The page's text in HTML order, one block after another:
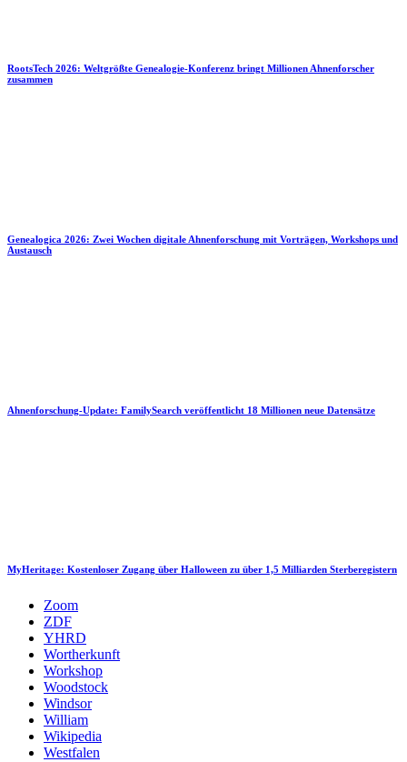
RootsTech 2026: Weltgrößte Genealogie-Konferenz bringt Millionen Ahnenforscher
zusammen
Genealogica 2026: Zwei Wochen digitale Ahnenforschung mit Vorträgen, Workshops und
Austausch
Ahnenforschung-Update: FamilySearch veröffentlicht 18 Millionen neue Datensätze
MyHeritage: Kostenloser Zugang über Halloween zu über 1,5 Milliarden Sterberegistern
Zoom
ZDF
YHRD
Wortherkunft
Workshop
Woodstock
Windsor
William
Wikipedia
Westfalen